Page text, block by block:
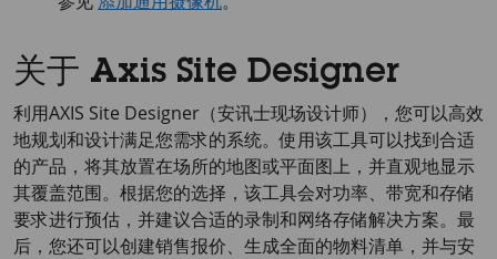
关于 Axis Site Designer
利用AXIS Site Designer（安讯士现场设计师），您可以高效
地规划和设计满足您需求的系统。使用该工具可以找到合适
的产品，将其放置在场所的地图或平面图上，并直观地显示
其覆盖范围。根据您的选择，该工具会对功率、带宽和存储
要求进行预估，并建议合适的录制和网络存储解决方案。最
后，您还可以创建销售报价、生成全面的物料清单，并与安